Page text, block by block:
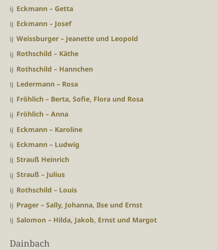
Eckmann – Getta
Eckmann – Josef
Weissburger – Jeanette und Leopold
Rothschild – Käthe
Rothschild – Hannchen
Ledermann – Rosa
Fröhlich – Berta, Sofie, Flora und Rosa
Fröhlich – Anna
Eckmann – Karoline
Eckmann – Ludwig
Strauß Heinrich
Strauß – Julius
Rothschild – Louis
Prager – Sally, Johanna, Ilse und Ernst
Salomon – Hilda, Jakob, Ernst und Margot
Dainbach